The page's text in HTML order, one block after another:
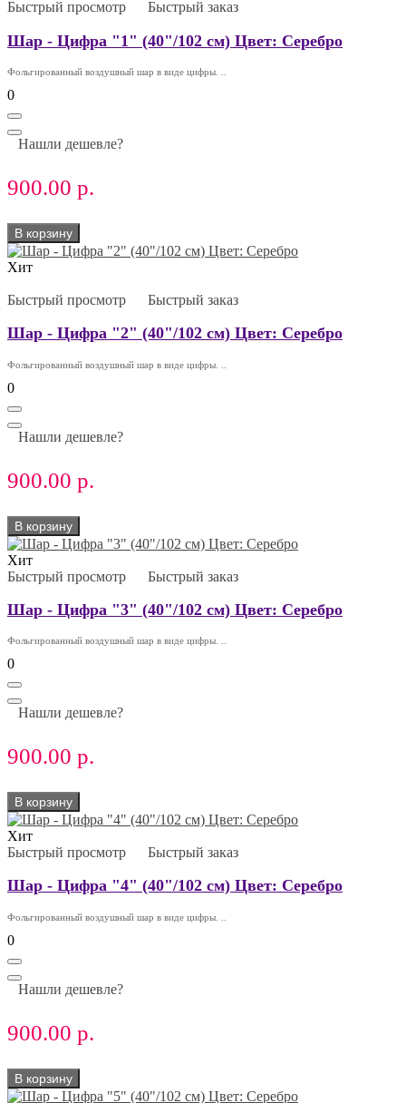
Быстрый просмотр
Быстрый заказ
Шар - Цифра "1" (40"/102 см) Цвет: Серебро
Фольгированный воздушный шар в виде цифры. ..
0
Нашли дешевле?
900.00 р.
В корзину
Хит
Быстрый просмотр Быстрый заказ
Шар - Цифра "2" (40"/102 см) Цвет: Серебро
Фольгированный воздушный шар в виде цифры. ..
0
Нашли дешевле?
900.00 р.
В корзину
Хит
Быстрый просмотр
Быстрый заказ
Шар - Цифра "3" (40"/102 см) Цвет: Серебро
Фольгированный воздушный шар в виде цифры. ..
0
Нашли дешевле?
900.00 р.
В корзину
Хит
Быстрый просмотр
Быстрый заказ
Шар - Цифра "4" (40"/102 см) Цвет: Серебро
Фольгированный воздушный шар в виде цифры. ..
0
Нашли дешевле?
900.00 р.
В корзину